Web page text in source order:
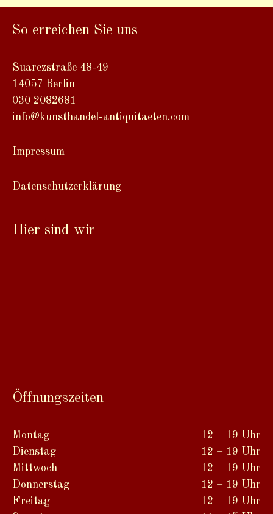
l
e
n
a
t
i
:
So erreichen Sie uns
Suarezstraße 48-49
14057 Berlin
030 2082681
info@kunsthandel-antiquitaeten.com
Impressum
Datenschutzerklärung
Hier sind wir
Öffnungszeiten
Montag
Dienstag
Mittwoch
Donnerstag
Freitag
12 – 19 Uhr
12 – 19 Uhr
12 – 19 Uhr
12 – 19 Uhr
12 – 19 Uhr